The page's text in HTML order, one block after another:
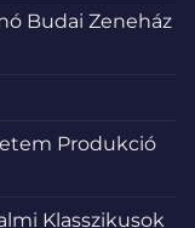
Budai Zeneház
Produkció
Klasszikusok